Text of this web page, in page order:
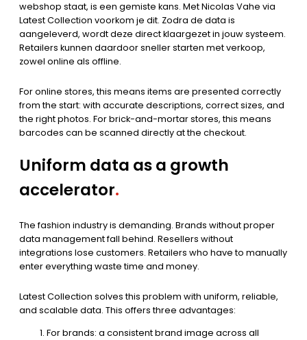
webshop staat, is een gemiste kans. Met Nicolas Vahe via
Latest Collection voorkom je dit. Zodra de data is
aangeleverd, wordt deze direct klaargezet in jouw systeem.
Retailers kunnen daardoor sneller starten met verkoop,
zowel online als offline.
For online stores, this means items are presented correctly
from the start: with accurate descriptions, correct sizes, and
the right photos. For brick-and-mortar stores, this means
barcodes can be scanned directly at the checkout.
Uniform data as a growth
accelerator.
The fashion industry is demanding. Brands without proper
data management fall behind. Resellers without
integrations lose customers. Retailers who have to manually
enter everything waste time and money.
Latest Collection solves this problem with uniform, reliable,
and scalable data. This offers three advantages:
For brands: a consistent brand image across all